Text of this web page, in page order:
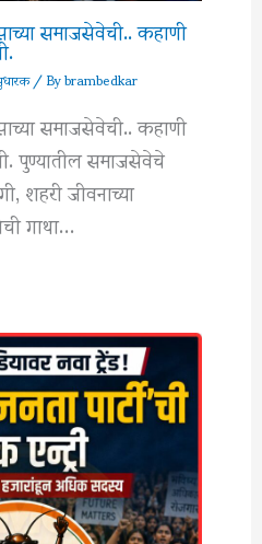
समाजसेवेची.. कहाणी
/ Bybrambedkar
समाजसेवेची.. कहाणी
पुण्यातील समाजसेवेचे
शहरी जीवनाच्या
गाथा…